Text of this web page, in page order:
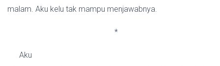
malam. Aku kelu tak mampu menjawabnya.
*
Aku